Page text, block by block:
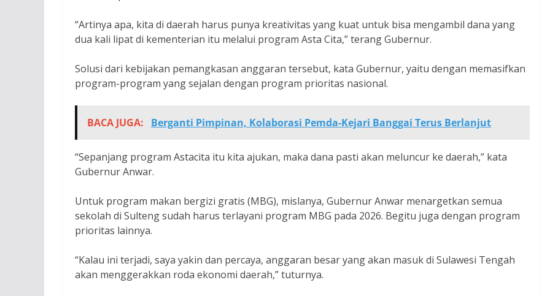
“Artinya apa, kita di daerah harus punya kreativitas yang kuat untuk bisa mengambil dana yang
dua kali lipat di kementerian itu melalui program Asta Cita,” terang Gubernur.
Solusi dari kebijakan pemangkasan anggaran tersebut, kata Gubernur, yaitu dengan memasifkan
program-program yang sejalan dengan program prioritas nasional.
BACA JUGA: Berganti Pimpinan, Kolaborasi Pemda-Kejari Banggai Terus Berlanjut
“Sepanjang program Astacita itu kita ajukan, maka dana pasti akan meluncur ke daerah,” kata
Gubernur Anwar.
Untuk program makan bergizi gratis (MBG), mislanya, Gubernur Anwar menargetkan semua
sekolah di Sulteng sudah harus terlayani program MBG pada 2026. Begitu juga dengan program
prioritas lainnya.
“Kalau ini terjadi, saya yakin dan percaya, anggaran besar yang akan masuk di Sulawesi Tengah
akan menggerakkan roda ekonomi daerah,” tuturnya.